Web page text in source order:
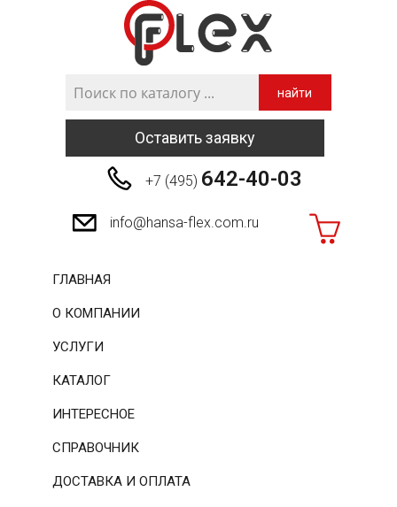
найти
Оставить заявку
+7 (495) 642-40-03
info@hansa-flex.com.ru
ГЛАВНАЯ
О КОМПАНИИ
УСЛУГИ
КАТАЛОГ
ИНТЕРЕСНОЕ
СПРАВОЧНИК
ДОСТАВКА И ОПЛАТА